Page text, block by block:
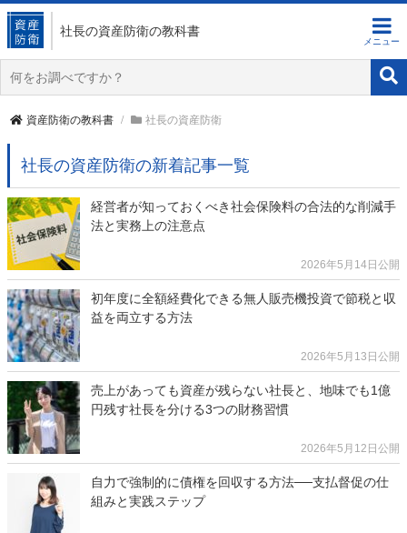
社長の資産防衛の教科書
資産防衛の教科書 社長の資産防衛
社長の資産防衛の新着記事一覧
経営者が知っておくべき社会保険料の合法的な削減手
法と実務上の注意点
2026年5月14日公開
初年度に全額経費化できる無人販売機投資で節税と収
益を両立する方法
2026年5月13日公開
売上があっても資産が残らない社長と、地味でも1億
円残す社長を分ける3つの財務習慣
2026年5月12日公開
自力で強制的に債権を回収する方法──支払督促の仕
組みと実践ステップ